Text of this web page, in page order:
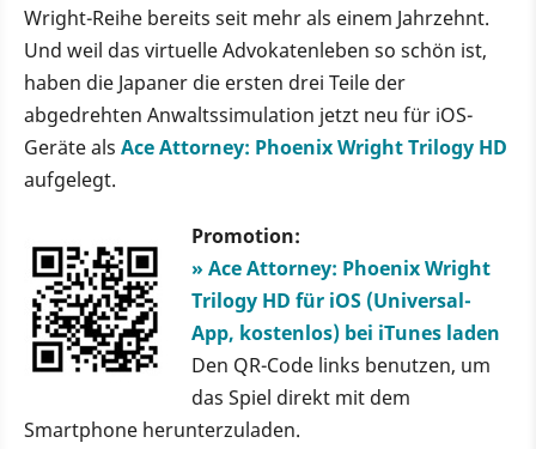
Wright-Reihe bereits seit mehr als einem Jahrzehnt.
Und weil das virtuelle Advokatenleben so schön ist,
haben die Japaner die ersten drei Teile der
abgedrehten Anwaltssimulation jetzt neu für iOS-
Geräte als Ace Attorney: Phoenix Wright Trilogy HD
aufgelegt.
Promotion:
» Ace Attorney: Phoenix Wright
Trilogy HD für iOS (Universal-
App, kostenlos) bei iTunes laden
Den QR-Code links benutzen, um
das Spiel direkt mit dem
Smartphone herunterzuladen.